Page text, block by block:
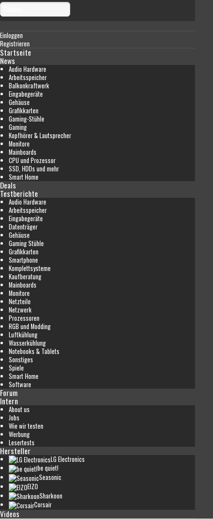
Einloggen
Registrieren
Startseite
News
Audio Hardware
Arbeitsspeicher
Balkonkraftwerk
Eingabegeräte
Gehäuse
Grafikkarten
Gaming-Stühle
Gaming
Kopfhörer & Lautsprecher
Monitore
Mainboards
CPU und Prozessor
SSD, HDDs und mehr
Smart Home
Deals
Testberichte
Audio Hardware
Arbeitsspeicher
Eingabegeräte
Datenträger
Gehäuse
Gaming Stühle
Grafikkarten
Smartphone
Komplettsysteme
Kaufberatung
Mainboards
Monitore
Netzteile
Netzwerk
Prozessoren
RGB und Modding
Luftkühlung
Wasserkühlung
Notebooks & Tablets
Sonstiges
Spiele
Smart Home
Software
Forum
Intern
About us
Jobs
Wie wir testen
Werbung
Lesertests
Hersteller
LG Electronics
be quiet!
Seasonic
EIZO
Sharkoon
Corsair
Videos